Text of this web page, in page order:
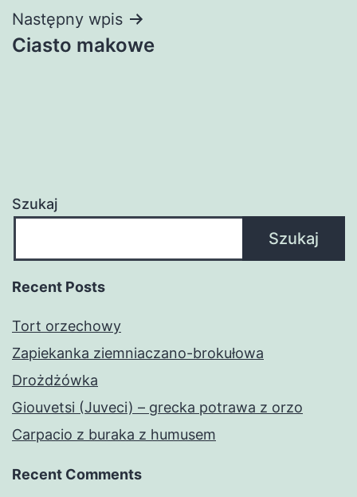
Następny wpis
Ciasto makowe
Szukaj
Szukaj
Recent Posts
Tort orzechowy
Zapiekanka ziemniaczano-brokułowa
Drożdżówka
Giouvetsi (Juveci) – grecka potrawa z orzo
Carpacio z buraka z humusem
Recent Comments